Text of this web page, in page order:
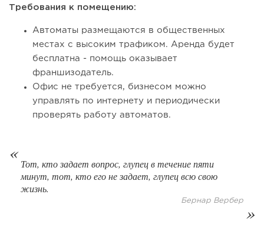
открытия заведения
121
Требования к помещению:
Автоматы размещаются в общественных
местах с высоким трафиком. Аренда будет
бесплатна - помощь оказывает
франшизодатель.
Офис не требуется, бизнесом можно
управлять по интернету и периодически
проверять работу автоматов.
Тот, кто задает вопрос, глупец в течение пяти
минут, тот, кто его не задает, глупец всю свою
жизнь.
Бернар Вербер